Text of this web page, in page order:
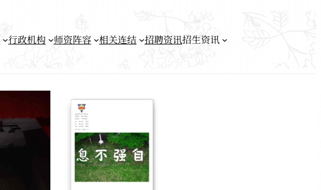
行政机构 师资阵容 相关连结 招聘资讯招生资讯